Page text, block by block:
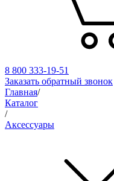
8 800 333-19-51
Заказать обратный звонок
Главная/
Каталог
/
Аксессуары